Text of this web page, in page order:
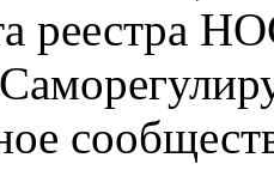
реестра